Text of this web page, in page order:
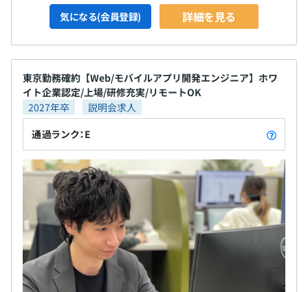
気になる(会員登録) 詳細を見る
東京勤務確約【Web/モバイルアプリ開発エンジニア】ホワ
イト企業認定/上場/研修充実/リモートOK
2027年卒
説明会求人
通過ランク：E